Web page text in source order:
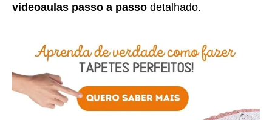
videoaulas passo a passo detalhado.